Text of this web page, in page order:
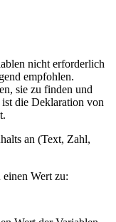
nicht erforderlich
empfohlen.
sie zu finden und
die Deklaration von
an (Text, Zahl,
Wert zu: